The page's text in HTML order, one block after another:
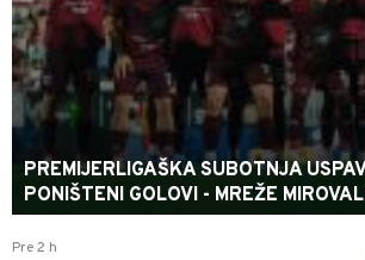
PREMIJERLIGAŠKA SUBOTNJA
PONIŠTENI GOLOVI - MREŽE
Pre 2 h